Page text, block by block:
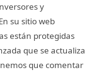
y
su sitio web
están protegidas
que se actualiza
que comentar